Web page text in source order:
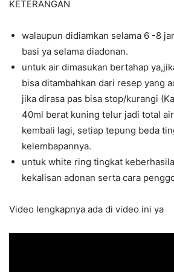
KETERANGAN
walaupun didiamkan selama 6 -8
basi ya selama diadonan.
untuk air dimasukan bertahap
bisa ditambahkan dari resep yang
jika dirasa pas bisa stop/kurangi
40ml berat kuning telur jadi total
kembali lagi, setiap tepung beda
kelembapannya.
untuk white ring tingkat
kekalisan adonan serta cara
Video lengkapnya ada di video ini ya